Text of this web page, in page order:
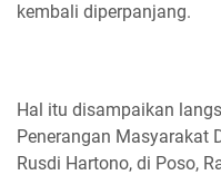
kembali diperpanjang.
Hal itu disampaikan
Penerangan Masyarakat
Rusdi Hartono, di Poso,